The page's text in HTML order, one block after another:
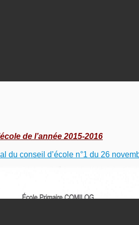
de l’année 2015-2016
du conseil d’école n°1 du 26